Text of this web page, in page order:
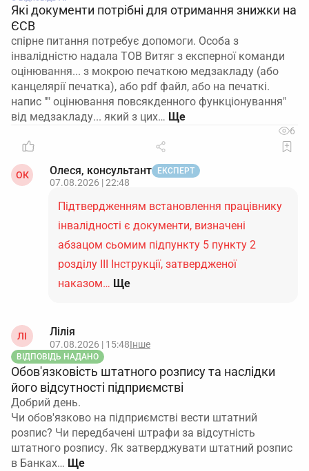
Які документи потрібні для отримання знижки на
ЄСВ
спірне питання потребує допомоги. Особа з
інвалідністю надала ТОВ Витяг з експерної команди
оцінювання... з мокрою печаткою медзакладу (або
канцелярії печатка), або pdf файл, або на печаткі.
напис "" оцінювання повсякденного функціонування"
від медзакладу... який з цих…
6
ОК Олеся, консультант ЕКСПЕРТ
07.08.2026 | 22:48
Підтвердженням встановлення працівнику
інвалідності є документи, визначені
абзацом сьомим підпункту 5 пункту 2
розділу ІІІ Інструкції, затвердженої
наказом… Ще
ЛІ Лілія
07.08.2026 | 15:48Інше
ВІДПОВІДЬ НАДАНО
Обов'язковість штатного розпису та наслідки
його відсутності підприємстві
Добрий день.
Чи обов'язково на підприємстві вести штатний
розпис? Чи передбачені штрафи за відсутність
штатного розпису. Як затверджувати штатний розпис
в Банках…